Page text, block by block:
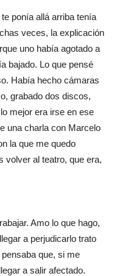
ponía allá arriba tenía
veces, la explicación
uno había agotado a
bajado. Lo que pensé
Había hecho cámaras
grabado dos discos,
mejor era irse en ese
una charla con Marcelo
la que me quedo
volver al teatro, que era,
Amo lo que hago,
a perjudicarlo trato
que, si me
a salir afectado.